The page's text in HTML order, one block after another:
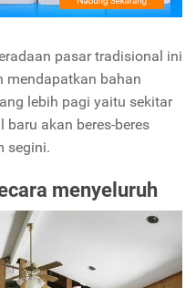
pasar tradisional ini
mendapatkan bahan
lebih pagi yaitu sekitar
akan beres-beres
segini.
menyeluruh